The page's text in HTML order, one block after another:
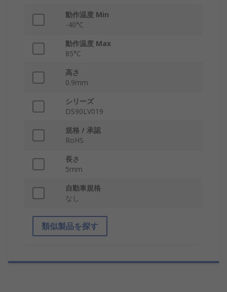
動作温度 Min
-40°C
動作温度 Max
85°C
高さ
0.9mm
シリーズ
DS90LV019
規格 / 承認
RoHS
長さ
5mm
自動車規格
なし
類似製品を探す